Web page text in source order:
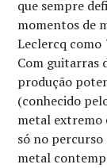
que sempre
momentos de
Leclercq como
Com guitarras
produção
(conhecido
metal extremo
só no percurso
metal